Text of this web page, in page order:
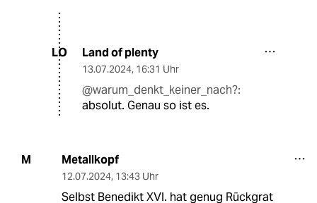
LO Land of plenty
13.07.2024, 16:31 Uhr
@warum_denkt_keiner_nach?:
absolut. Genau so ist es.
M Metallkopf
12.07.2024, 13:43 Uhr
Selbst Benedikt XVI. hat genug Rückgrat